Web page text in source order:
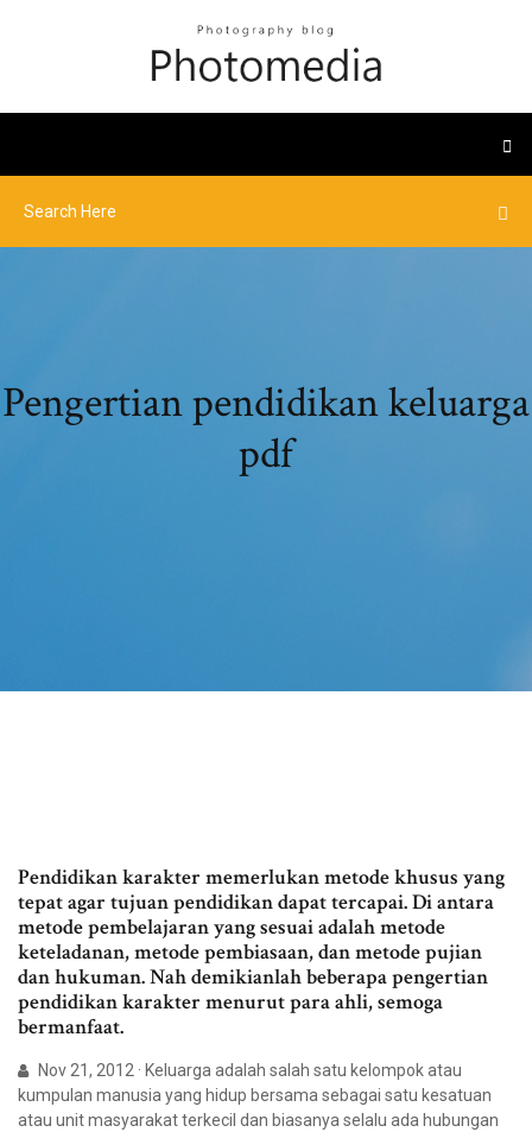
Pengertian pendidikan keluarga
pdf
Pendidikan karakter memerlukan metode khusus yang
tepat agar tujuan pendidikan dapat tercapai. Di antara
metode pembelajaran yang sesuai adalah metode
keteladanan, metode pembiasaan, dan metode pujian
dan hukuman. Nah demikianlah beberapa pengertian
pendidikan karakter menurut para ahli, semoga
bermanfaat.
Nov 21, 2012 · Keluarga adalah salah satu kelompok atau
kumpulan manusia yang hidup bersama sebagai satu kesatuan
atau unit masyarakat terkecil dan biasanya selalu ada hubungan